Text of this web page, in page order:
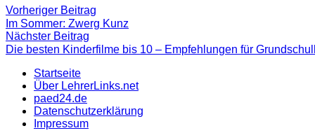
Beitragsnavigation
Vorheriger Beitrag
Beitrag:
Im Sommer: Zwerg Kunz
Nächster Beitrag
Beitrag
Die besten Kinderfilme bis 10 – Empfehlungen für
Startseite
Über LehrerLinks.net
paed24.de
Datenschutzerklärung
Impressum